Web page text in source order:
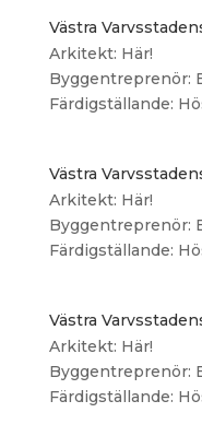
Västra
Arkitekt: Här!
Byggentreprenör:
Färdigställande:
Västra
Arkitekt: Här!
Byggentreprenör:
Färdigställande:
Västra
Arkitekt: Här!
Byggentreprenör:
Färdigställande: